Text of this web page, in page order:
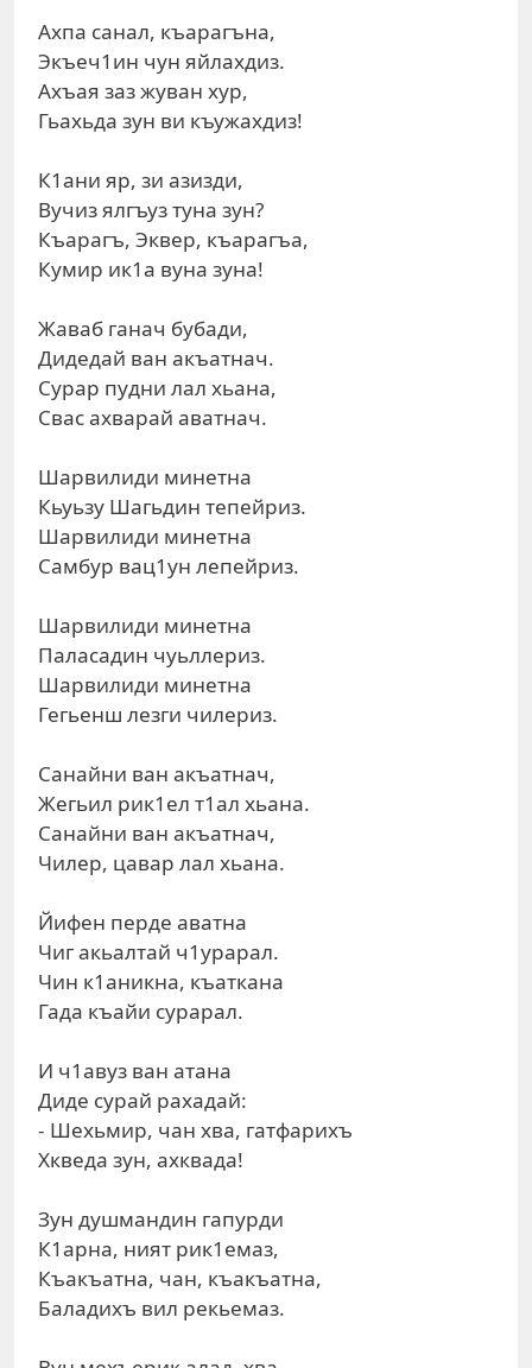
Ахпа санал, къарагъна,
Экъеч1ин чун яйлахдиз.
Ахъая заз жуван хур,
Гьахьда зун ви къужахдиз!
К1ани яр, зи азизди,
Вучиз ялгъуз туна зун?
Къарагъ, Эквер, къарагъа,
Кумир ик1а вуна зуна!
Жаваб ганач бубади,
Дидедай ван акъатнач.
Сурар пудни лал хьана,
Свас ахварай аватнач.
Шарвилиди минетна
Кьуьзу Шагьдин тепейриз.
Шарвилиди минетна
Самбур вац1ун лепейриз.
Шарвилиди минетна
Паласадин чуьллериз.
Шарвилиди минетна
Гегьенш лезги чилериз.
Санайни ван акъатнач,
Жегьил рик1ел т1ал хьана.
Санайни ван акъатнач,
Чилер, цавар лал хьана.
Йифен перде аватна
Чиг акьалтай ч1урарал.
Чин к1аникна, къаткана
Гада къайи сурарал.
И ч1авуз ван атана
Диде сурай рахадай:
- Шехьмир, чан хва, гатфарихъ
Хкведа зун, ахквада!
Зун душмандин гапурди
К1арна, ният рик1емаз,
Къакъатна, чан, къакъатна,
Баладихъ вил рекьемаз.